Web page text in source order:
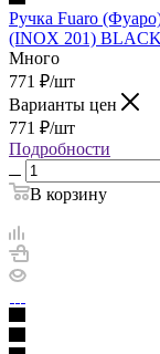
Ручка Fuaro
(INOX 201) BLACK
Много
771 ₽/шт
Варианты цен
771 ₽/шт
Подробности
В корзину